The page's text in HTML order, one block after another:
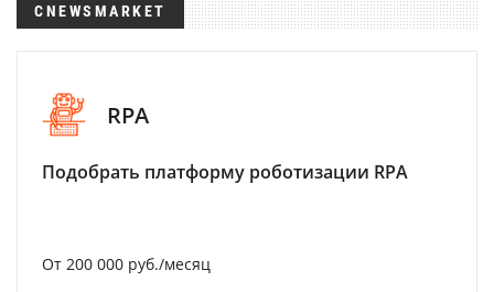
CNEWSMARKET
RPA
Подобрать платформу роботизации RPA
От 200 000 руб./месяц